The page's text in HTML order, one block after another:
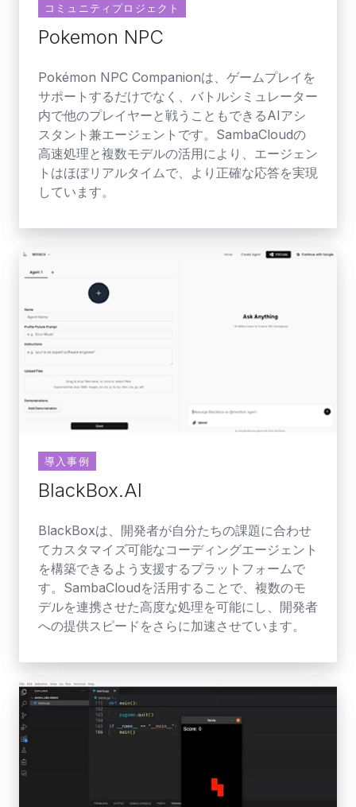
コミュニティプロジェクト
Pokemon NPC
Pokémon NPC Companionは、ゲームプレイを
サポートするだけでなく、バトルシミュレーター
内で他のプレイヤーと戦うこともできるAIアシ
スタント兼エージェントです。SambaCloudの
高速処理と複数モデルの活用により、エージェン
トはほぼリアルタイムで、より正確な応答を実現
しています。
BlackBox.AI
導入事例
BlackBox.AI
BlackBoxは、開発者が自分たちの課題に合わせ
てカスタマイズ可能なコーディングエージェント
を構築できるよう支援するプラットフォームで
す。SambaCloudを活用することで、複数のモ
デルを連携させた高度な処理を可能にし、開発者
への提供スピードをさらに加速させています。
Aion
Labs